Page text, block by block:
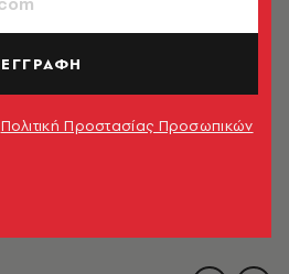
ΕΓΓΡΑΦΗ
Πολιτική Προστασίας Προσωπικών